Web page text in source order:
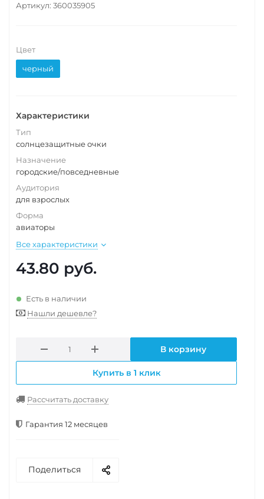
Артикул: 360035905
Цвет
черный
Характеристики
Тип
солнцезащитные очки
Назначение
городские/повседневные
Аудитория
для взрослых
Форма
авиаторы
Все характеристики
43.80 руб.
Есть в наличии
Нашли дешевле?
В корзину
Купить в 1 клик
Рассчитать доставку
Гарантия 12 месяцев
Поделиться